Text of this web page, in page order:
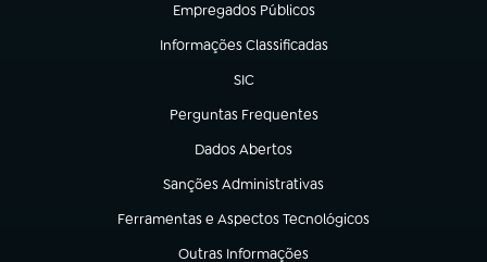
Empregados Públicos
(abre em nova aba)
Informações Classificadas
(abre em nova aba)
SIC
(abre em nova aba)
Perguntas Frequentes
(abre em nova aba)
Dados Abertos
(abre em nova aba)
Sanções Administrativas
(abre em nova aba)
Ferramentas e Aspectos Tecnológicos
(abre em nova aba)
Outras Informações